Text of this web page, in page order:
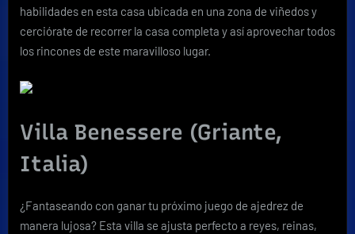
habilidades en esta casa ubicada en una zona de viñedos y
cerciórate de recorrer la casa completa y así aprovechar todos
los rincones de este maravilloso lugar.
Villa Benessere (Griante,
Italia)
¿Fantaseando con ganar tu próximo juego de ajedrez de
manera lujosa? Esta villa se ajusta perfecto a reyes, reinas,